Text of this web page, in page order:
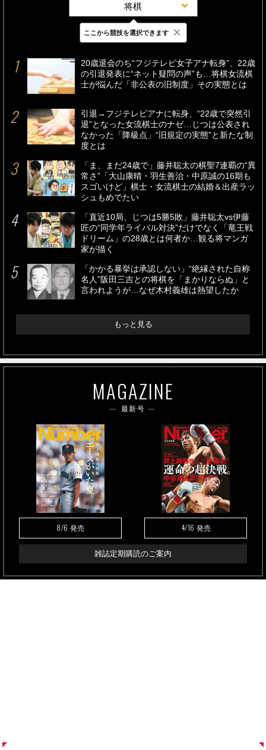
将棋
最新 24時間 週間
20歳退会のち“フジテレビ女子アナ転身”、22歳
の引退発表に“ネット疑問の声”も…将棋女流棋
士が悩んだ「非公表の旧制度」その実態とは
引退→フジテレビアナに転身、“22歳で突然引
退”となった女流棋士のナゼ…じつは公表され
なかった「降級点」“旧規定の実態”と新たな制
度とは
「ま、まだ24歳で」藤井聡太の棋聖7連覇の“異
常さ”「大山康晴・羽生善治・中原誠の16期も
スゴいけど」棋士・女流棋士の結婚＆出産ラッ
シュもめでたい
「直近10局、じつは5勝5敗」藤井聡太vs伊藤
匠の“同学年ライバル対決”だけでなく「竜王戦
ドリーム」の28歳とは何者か…観る将マンガ
家が描く
「かかる暴挙は承認しない」“絶縁された自称
名人”阪田三吉との将棋を「まかりならぬ」と
言われようが…なぜ木村義雄は熱望したか
もっと見る
MAGAZINE
最新号
8/6 発売 4/16 発売
雑誌定期購読のご案内
ここから競技を選択できます ×